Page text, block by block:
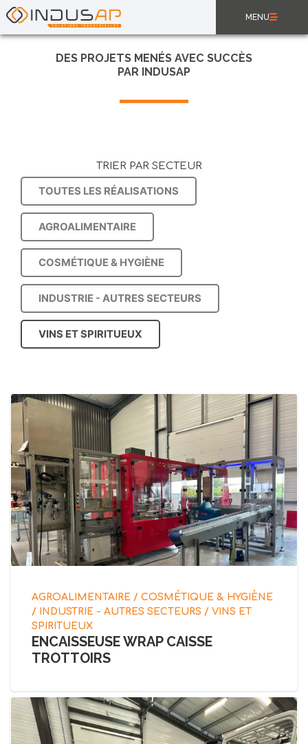
MENU
DES PROJETS MENÉS AVEC SUCCÈS
PAR INDUSAP
TRIER PAR SECTEUR
TOUTES LES RÉALISATIONS
AGROALIMENTAIRE
COSMÉTIQUE & HYGIÈNE
INDUSTRIE - AUTRES SECTEURS
VINS ET SPIRITUEUX
AGROALIMENTAIRE / COSMÉTIQUE & HYGIÈNE
/ INDUSTRIE - AUTRES SECTEURS / VINS ET
SPIRITUEUX
ENCAISSEUSE WRAP CAISSE
TROTTOIRS